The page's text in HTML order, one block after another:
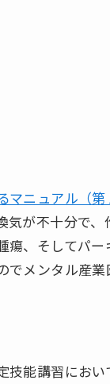
マニュアル（
気が不十分で
瘍、そしてパ
メンタル産業
技能講習にお